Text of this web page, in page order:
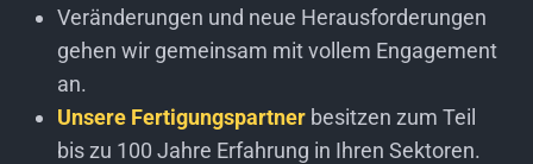
Veränderungen und neue Herausforderungen
gehen wir gemeinsam mit vollem Engagement
an.
Unsere Fertigungspartner besitzen zum Teil
bis zu 100 Jahre Erfahrung in Ihren Sektoren.